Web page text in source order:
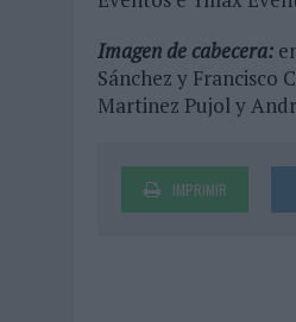
Imagen de cabecera:
Sánchez y Francisco
Martinez Pujol y
IMPRIMIR